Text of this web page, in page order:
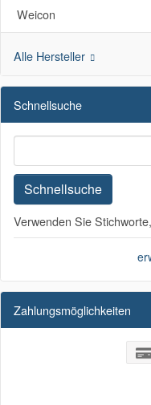
Weicon
Alle Hersteller
Schnellsuche
Schnellsuche
Verwenden Sie
Zahlungsmöglichkeiten